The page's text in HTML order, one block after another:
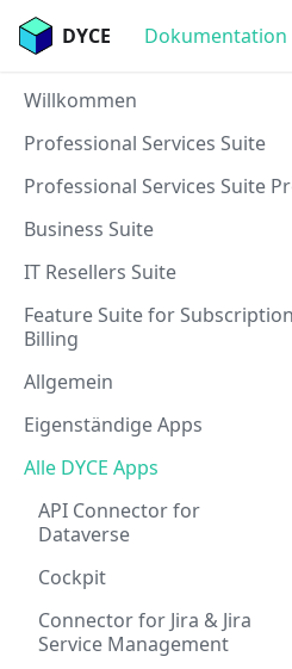
DYCE Dokumentation
Willkommen
Professional Services Suite
Professional Services Suite
Business Suite
IT Resellers Suite
Feature Suite for Subscription
Billing
Allgemein
Eigenständige Apps
Alle DYCE Apps
API Connector for
Dataverse
Cockpit
Connector for Jira & Jira
Service Management